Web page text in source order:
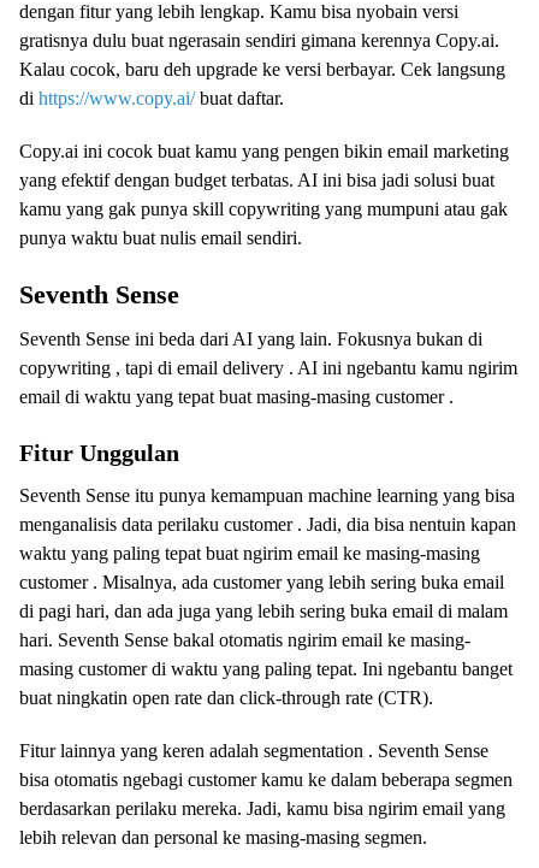
dengan fitur yang lebih lengkap. Kamu bisa nyobain versi
gratisnya dulu buat ngerasain sendiri gimana kerennya Copy.ai.
Kalau cocok, baru deh upgrade ke versi berbayar. Cek langsung
di https://www.copy.ai/buat daftar.
Copy.ai ini cocok buat kamu yang pengen bikin email marketing
yang efektif dengan budget terbatas. AI ini bisa jadi solusi buat
kamu yang gak punya skill copywriting yang mumpuni atau gak
punya waktu buat nulis email sendiri.
Seventh Sense
Seventh Sense ini beda dari AI yang lain. Fokusnya bukan di
copywriting , tapi di email delivery . AI ini ngebantu kamu ngirim
email di waktu yang tepat buat masing-masing customer .
Fitur Unggulan
Seventh Sense itu punya kemampuan machine learning yang bisa
menganalisis data perilaku customer . Jadi, dia bisa nentuin kapan
waktu yang paling tepat buat ngirim email ke masing-masing
customer . Misalnya, ada customer yang lebih sering buka email
di pagi hari, dan ada juga yang lebih sering buka email di malam
hari. Seventh Sense bakal otomatis ngirim email ke masing-
masing customer di waktu yang paling tepat. Ini ngebantu banget
buat ningkatin open rate dan click-through rate (CTR).
Fitur lainnya yang keren adalah segmentation . Seventh Sense
bisa otomatis ngebagi customer kamu ke dalam beberapa segmen
berdasarkan perilaku mereka. Jadi, kamu bisa ngirim email yang
lebih relevan dan personal ke masing-masing segmen.